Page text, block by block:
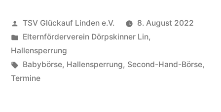
Veröffentlicht
von
TSV Glückauf Linden e.V.
8. August 2022
Veröffentlicht
unter
Elternförderverein Dörpskinner Lin,
Hallensperrung
Schlagwörter:
Babybörse, Hallensperrung, Second-Hand-Börse,
Termine